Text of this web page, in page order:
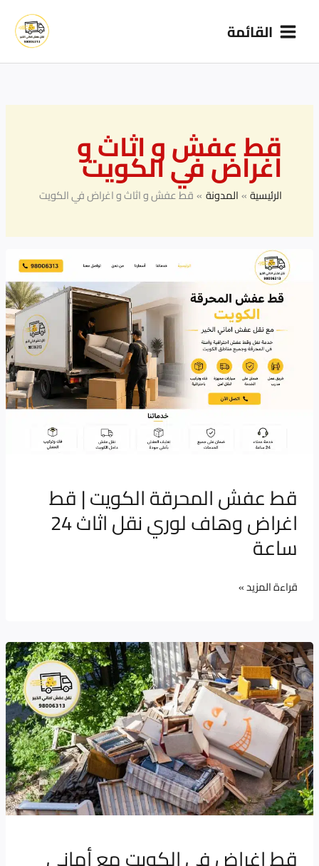
القائمة
قط عفش و اثاث و
اغراض في الكويت
الرئيسية المدونة قط عفش و اثاث و اغراض في الكويت
قط عفش المحرقة الكويت | قط
اغراض وهاف لوري نقل اثاث 24
ساعة
قط
عفش
المحرقة
قط
اغراض
ساعة
قراءة المزيد »
قط اغراض في الكويت مع أماني
قط
اغراض
في
الكويت
مع
أماني
الخير
خدمة
احترافية